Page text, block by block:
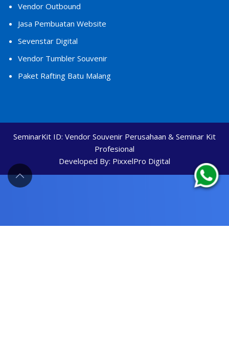
Vendor Outbound
Jasa Pembuatan Website
Sevenstar Digital
Vendor Tumbler Souvenir
Paket Rafting Batu Malang
SeminarKit ID: Vendor Souvenir Perusahaan & Seminar Kit
Profesional
Developed By: PixxelPro Digital